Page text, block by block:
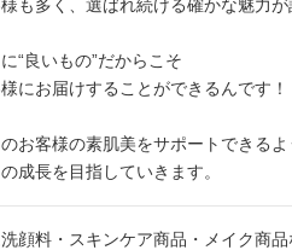
も多く、選ばれ続ける確かな魅力が
“良いもの”だからこそ
にお届けすることができるんです！
お客様の素肌美をサポートできるよ
成長を目指していきます。
顔料・スキンケア商品・メイク商